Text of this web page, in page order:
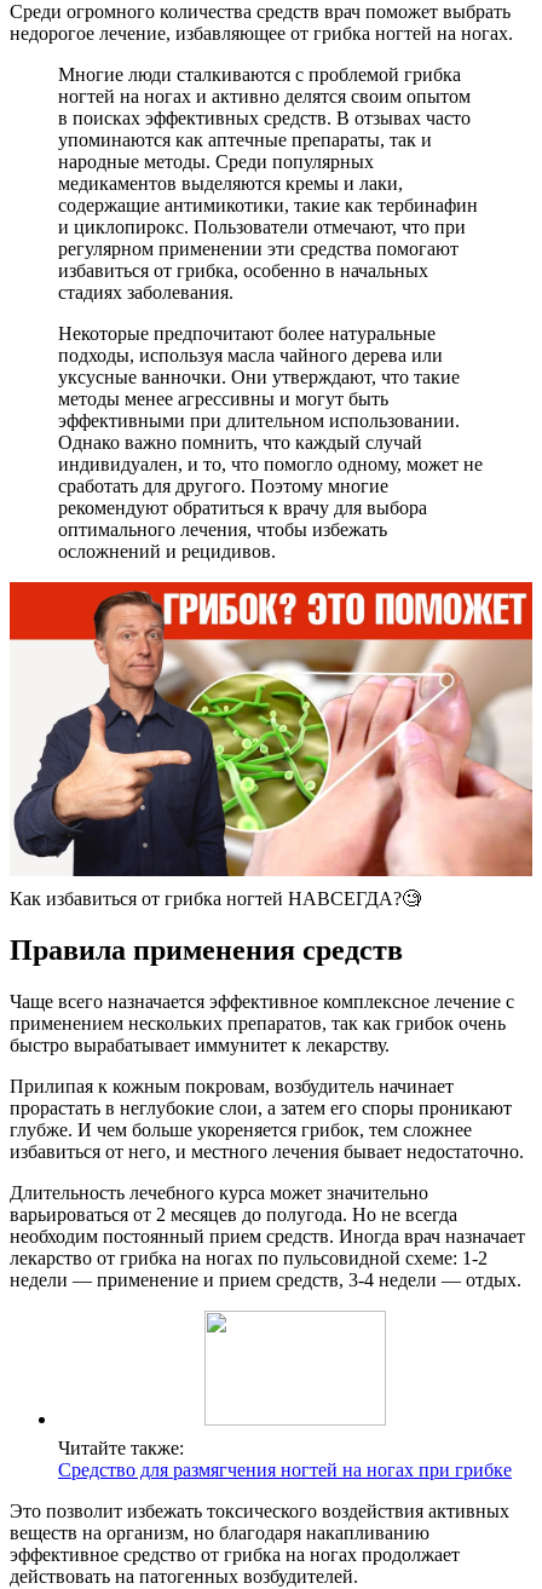
Среди огромного количества средств врач поможет выбрать
недорогое лечение, избавляющее от грибка ногтей на ногах.
Многие люди сталкиваются с проблемой грибка
ногтей на ногах и активно делятся своим опытом
в поисках эффективных средств. В отзывах часто
упоминаются как аптечные препараты, так и
народные методы. Среди популярных
медикаментов выделяются кремы и лаки,
содержащие антимикотики, такие как тербинафин
и циклопирокс. Пользователи отмечают, что при
регулярном применении эти средства помогают
избавиться от грибка, особенно в начальных
стадиях заболевания.
Некоторые предпочитают более натуральные
подходы, используя масла чайного дерева или
уксусные ванночки. Они утверждают, что такие
методы менее агрессивны и могут быть
эффективными при длительном использовании.
Однако важно помнить, что каждый случай
индивидуален, и то, что помогло одному, может не
сработать для другого. Поэтому многие
рекомендуют обратиться к врачу для выбора
оптимального лечения, чтобы избежать
осложнений и рецидивов.
Как избавиться от грибка ногтей НАВСЕГДА?🧐
Правила применения средств
Чаще всего назначается эффективное комплексное лечение с
применением нескольких препаратов, так как грибок очень
быстро вырабатывает иммунитет к лекарству.
Прилипая к кожным покровам, возбудитель начинает
прорастать в неглубокие слои, а затем его споры проникают
глубже. И чем больше укореняется грибок, тем сложнее
избавиться от него, и местного лечения бывает недостаточно.
Длительность лечебного курса может значительно
варьироваться от 2 месяцев до полугода. Но не всегда
необходим постоянный прием средств. Иногда врач назначает
лекарство от грибка на ногах по пульсовидной схеме: 1-2
недели — применение и прием средств, 3-4 недели — отдых.
Читайте также:
Средство для размягчения ногтей на ногах при грибке
Это позволит избежать токсического воздействия активных
веществ на организм, но благодаря накапливанию
эффективное средство от грибка на ногах продолжает
действовать на патогенных возбудителей.